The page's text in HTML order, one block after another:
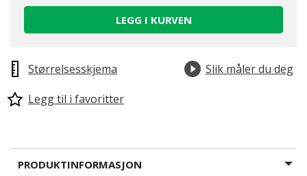
LEGG I KURVEN
Størrelsesskjema
Slik måler du deg
Legg til i favoritter
PRODUKTINFORMASJON